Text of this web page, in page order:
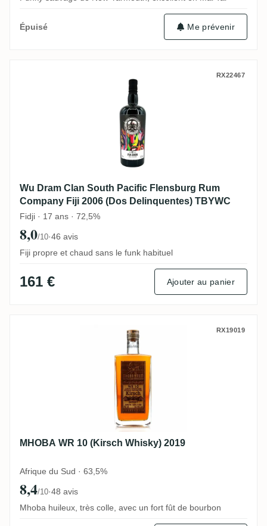
Épuisé Me prévenir
Wu Dram Clan South Pacific Flensburg
RX22467
Wu Dram Clan South Pacific Flensburg Rum
Company Fiji 2006 (Dos Delinquentes) TBYWC
Fidji · 17 ans · 72,5%
8,0/10·46 avis
Fiji propre et chaud sans le funk habituel
161 € Ajouter au panier
MHOBA WR 10 (Kirsch Whisky) 2019
RX19019
MHOBA WR 10 (Kirsch Whisky) 2019
Afrique du Sud · 63,5%
8,4/10·48 avis
Mhoba huileux, très colle, avec un fort fût de bourbon